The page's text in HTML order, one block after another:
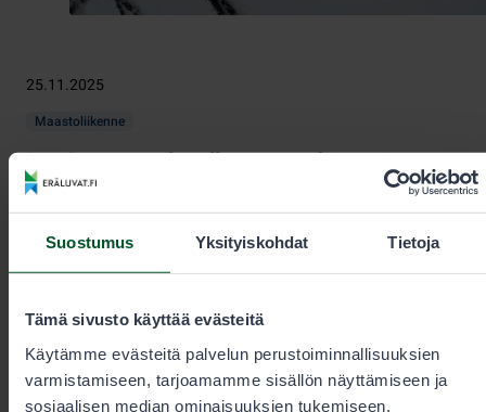
Suostumus Yksityiskohdat Tietoja
Tämä sivusto käyttää evästeitä
Käytämme evästeitä palvelun perustoiminnallisuuksien
varmistamiseen, tarjoamamme sisällön näyttämiseen ja
sosiaalisen median ominaisuuksien tukemiseen.
25.11.2025
Maastoliikenne
Iso-Syötteen alueella otetaan käyttöön
moottorikelkkojen siirtymisurat
Siirtymäurat parantavat merkittävästi kelkkailu-urien
saavutettavuutta suoraan mökkialueilta ja selkeyttävät